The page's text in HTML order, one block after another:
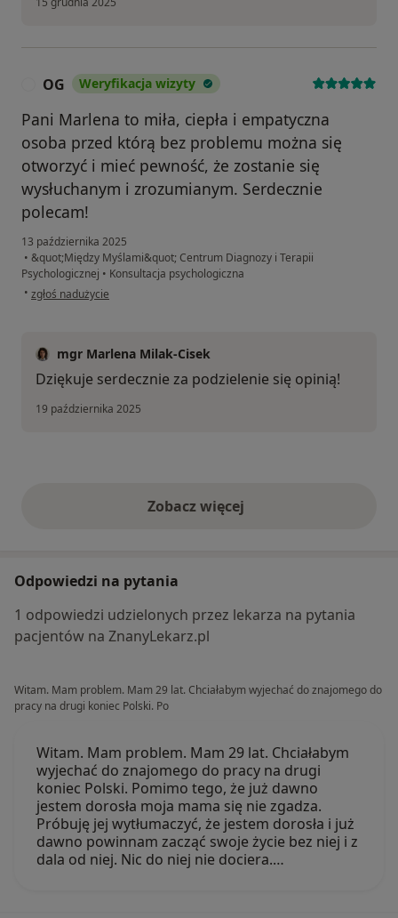
OG Weryfikacja wizyty
Pani Marlena to miła, ciepła i empatyczna
osoba przed którą bez problemu można się
otworzyć i mieć pewność, że zostanie się
wysłuchanym i zrozumianym. Serdecznie
polecam!
13 października 2025
• &quot;Między Myślami&quot; Centrum Diagnozy i Terapii
Psychologicznej • Konsultacja psychologiczna
• w opinii użytkownika OG
zgłoś nadużycie
mgr Marlena Milak-Cisek
Dziękuje serdecznie za podzielenie się opinią!
19 października 2025
Zobacz więcejopinie powyżej
Odpowiedzi na pytania
1 odpowiedzi udzielonych przez lekarza na pytania
pacjentów na ZnanyLekarz.pl
Witam. Mam problem. Mam 29 lat. Chciałabym wyjechać do znajomego do
pracy na drugi koniec Polski. Po
Witam. Mam problem. Mam 29 lat. Chciałabym
wyjechać do znajomego do pracy na drugi
koniec Polski. Pomimo tego, że już dawno
jestem dorosła moja mama się nie zgadza.
Próbuję jej wytłumaczyć, że jestem dorosła i już
dawno powinnam zacząć swoje życie bez niej i z
dala od niej. Nic do niej nie dociera.…